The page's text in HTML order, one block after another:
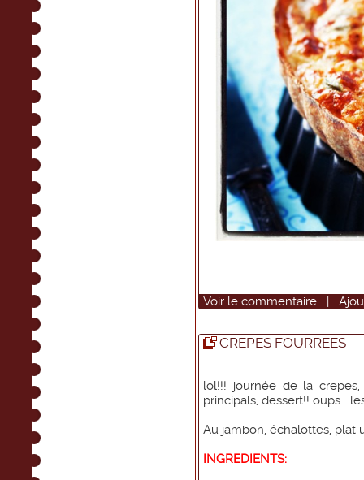
Voir le commentaire |
CREPES FOURREES
lol!!! journée de la
principals, dessert!!
Au jambon, échalottes, plat
INGREDIENTS: